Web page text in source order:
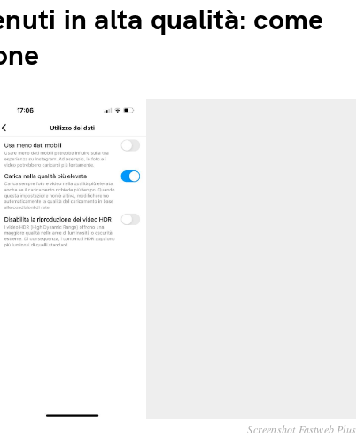
in alta qualità: come
Screenshot Fastweb Plus